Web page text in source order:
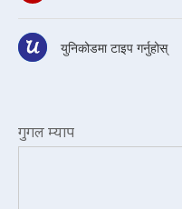
युनिकोडमा टाइप गर्नुहोस्
गुगल म्याप